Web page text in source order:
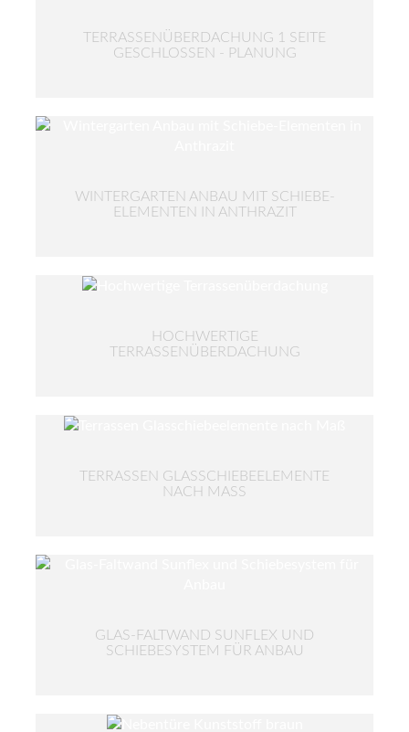
TERRASSENÜBERDACHUNG 1 SEITE
GESCHLOSSEN - PLANUNG
WINTERGARTEN ANBAU MIT SCHIEBE-
ELEMENTEN IN ANTHRAZIT
HOCHWERTIGE
TERRASSENÜBERDACHUNG
TERRASSEN GLASSCHIEBEELEMENTE
NACH MASS
GLAS-FALTWAND SUNFLEX UND
SCHIEBESYSTEM FÜR ANBAU